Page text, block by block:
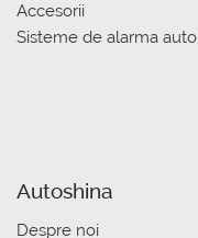
Accesorii
Sisteme de alarma auto
Autoshina
Despre noi